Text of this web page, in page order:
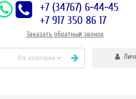
+7 (34767) 6-44-45
+7 917 350 86 17
Заказать обратный звонок
Все категории